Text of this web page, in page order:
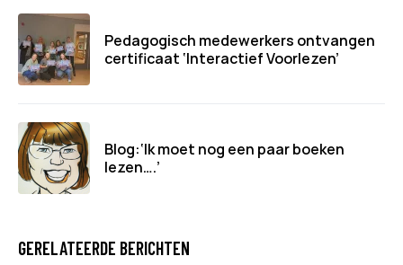
Pedagogisch medewerkers ontvangen
certificaat ‘Interactief Voorlezen’
Blog:‘Ik moet nog een paar boeken
lezen….’
GERELATEERDE BERICHTEN